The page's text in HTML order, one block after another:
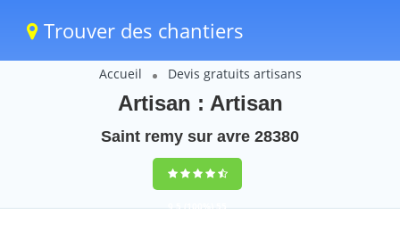
Trouver des chantiers
Accueil Devis gratuits artisans
Artisan : Artisan
Saint remy sur avre 28380
9,5(100%)55